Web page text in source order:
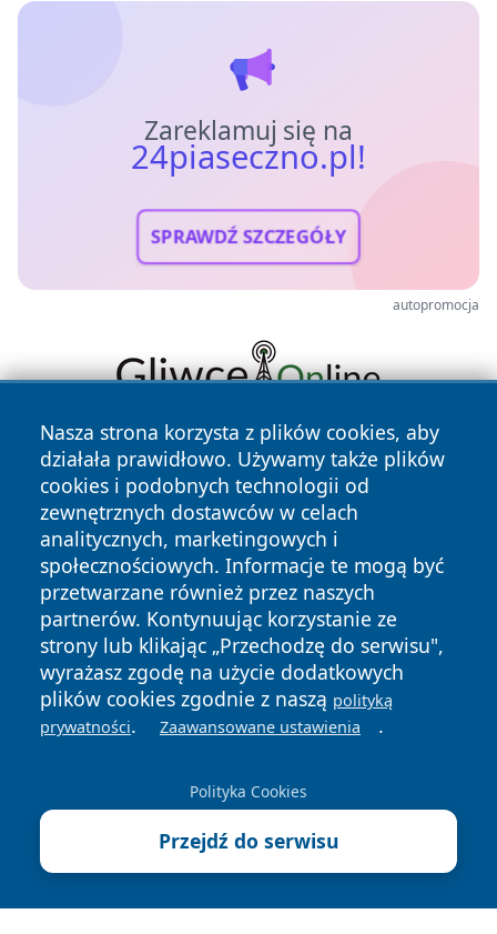
Zareklamuj się na
24piaseczno.pl!
SPRAWDŹ SZCZEGÓŁY
autopromocja
Nasza strona korzysta z plików cookies, aby
działała prawidłowo. Używamy także plików
cookies i podobnych technologii od
zewnętrznych dostawców w celach
analitycznych, marketingowych i
społecznościowych. Informacje te mogą być
przetwarzane również przez naszych
partnerów. Kontynuując korzystanie ze
strony lub klikając „Przechodzę do serwisu",
wyrażasz zgodę na użycie dodatkowych
plików cookies zgodnie z naszą polityką
prywatności. Zaawansowane ustawienia .
Polityka Cookies
Przejdź do serwisu
Copyright © 2026 24piaseczno.pl Wszystkie prawa
zastrzeżone.
News Autorzy
Polityka
Prywatności
Polityka
Cookies